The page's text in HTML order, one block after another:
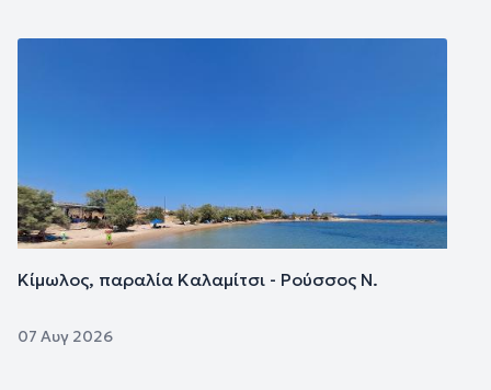
Κίμωλος, παραλία Καλαμίτσι - Ρούσσος Ν.
07 Αυγ 2026